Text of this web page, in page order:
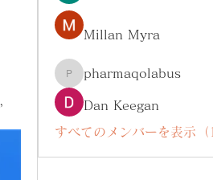
Millan Myra
pharmaqolabus
pharmaqolabus
Dan Keegan
すべてのメンバーを表示（